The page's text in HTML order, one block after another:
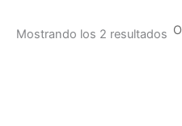
Mostrando los 2 resultados